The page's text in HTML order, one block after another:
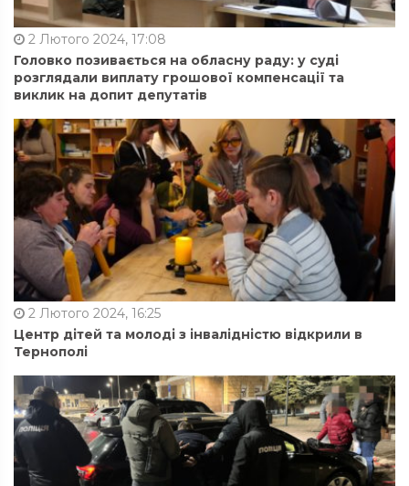
2 Лютого 2024, 17:08
Головко позивається на обласну раду: у суді
розглядали виплату грошової компенсації та
виклик на допит депутатів
2 Лютого 2024, 16:25
Центр дітей та молоді з інвалідністю відкрили в
Тернополі